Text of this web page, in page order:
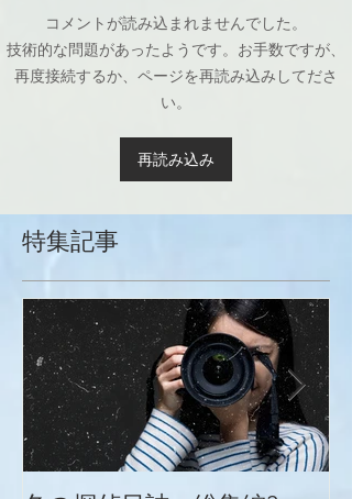
コメントが読み込まれませんでした。
技術的な問題があったようです。お手数ですが、
再度接続するか、ページを再読み込みしてださ
い。
再読み込み
特集記事